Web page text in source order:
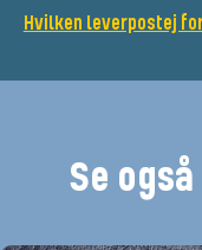
Hvilken leverpostej
Se